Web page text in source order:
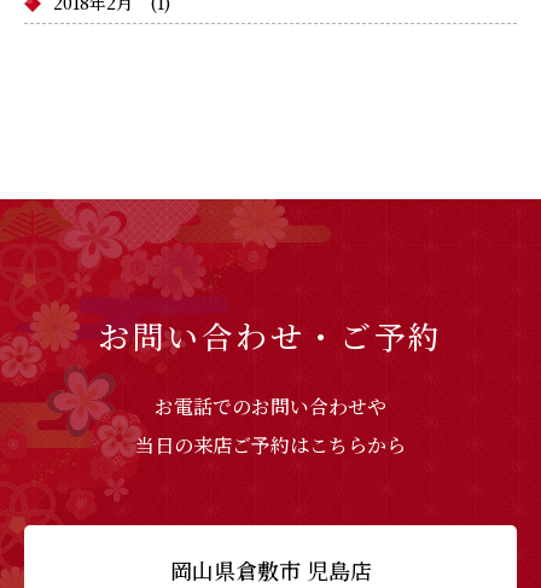
お問い合わせ・ご予約
お電話でのお問い合わせや
当日の来店ご予約はこちらから
岡山県倉敷市 児島店